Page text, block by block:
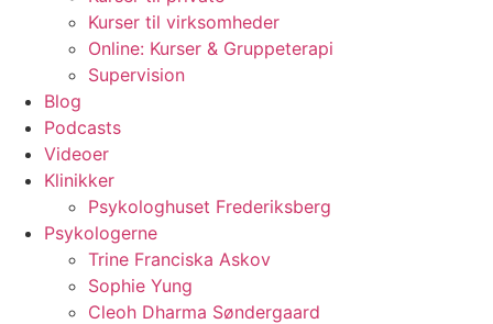
Kurser til virksomheder
Online: Kurser & Gruppeterapi
Supervision
Blog
Podcasts
Videoer
Klinikker
Psykologhuset Frederiksberg
Psykologerne
Trine Franciska Askov
Sophie Yung
Cleoh Dharma Søndergaard